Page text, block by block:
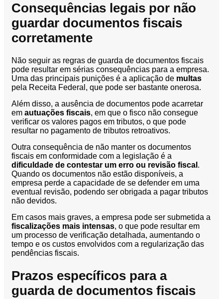
Consequências legais por não
guardar documentos fiscais
corretamente
Não seguir as regras de guarda de documentos fiscais
pode resultar em sérias consequências para a empresa.
Uma das principais punições é a aplicação de multas
pela Receita Federal, que pode ser bastante onerosa.
Além disso, a ausência de documentos pode acarretar
em autuações fiscais, em que o fisco não consegue
verificar os valores pagos em tributos, o que pode
resultar no pagamento de tributos retroativos.
Outra consequência de não manter os documentos
fiscais em conformidade com a legislação é a
dificuldade de contestar um erro ou revisão fiscal .
Quando os documentos não estão disponíveis, a
empresa perde a capacidade de se defender em uma
eventual revisão, podendo ser obrigada a pagar tributos
não devidos.
Em casos mais graves, a empresa pode ser submetida a
fiscalizações mais intensas, o que pode resultar em
um processo de verificação detalhada, aumentando o
tempo e os custos envolvidos com a regularização das
pendências fiscais.
Prazos específicos para a
guarda de documentos fiscais